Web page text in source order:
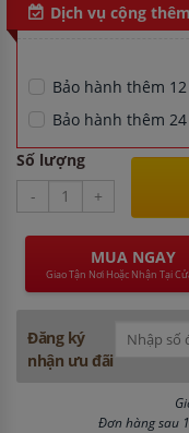
Dịch vụ cộng thêm
Bảo hành thêm
Bảo hành thêm
Số lượng
-
+
MUA NGAY
Giao Tận Nơi Hoặc Nhận Tại
Đăng ký
nhận ưu đãi
Đơn hàng sau